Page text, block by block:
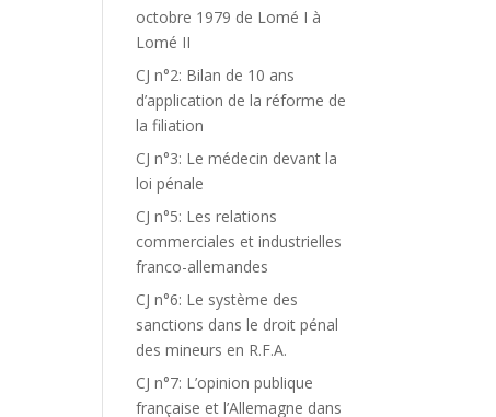
octobre 1979 de Lomé I à
Lomé II
CJ n°2: Bilan de 10 ans
d’application de la réforme de
la filiation
CJ n°3: Le médecin devant la
loi pénale
CJ n°5: Les relations
commerciales et industrielles
franco-allemandes
CJ n°6: Le système des
sanctions dans le droit pénal
des mineurs en R.F.A.
CJ n°7: L’opinion publique
française et l’Allemagne dans